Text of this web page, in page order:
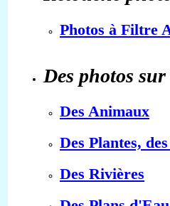
Photos à Filtre
Des photos
Des Animaux
Des Plantes,
Des Rivières